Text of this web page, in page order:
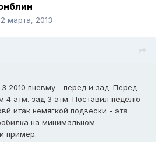
2 марта, 2013
2010 пневму - перед и зад. Перед
4 атм. зад 3 атм. Поставил неделю
итак немягкой подвески - эта
на минимальном
пример.